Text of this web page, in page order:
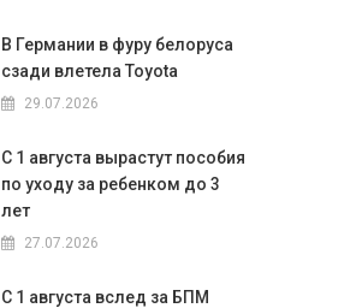
В Германии в фуру белоруса
сзади влетела Toyota
29.07.2026
С 1 августа вырастут пособия
по уходу за ребенком до 3
лет
27.07.2026
С 1 августа вслед за БПМ